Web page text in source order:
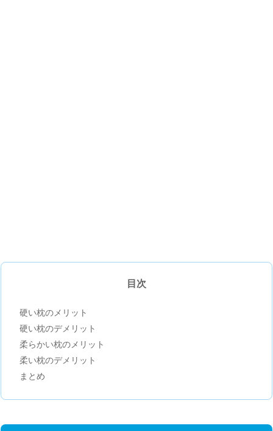
目次
硬い枕のメリット
硬い枕のデメリット
柔らかい枕のメリット
柔い枕のデメリット
まとめ